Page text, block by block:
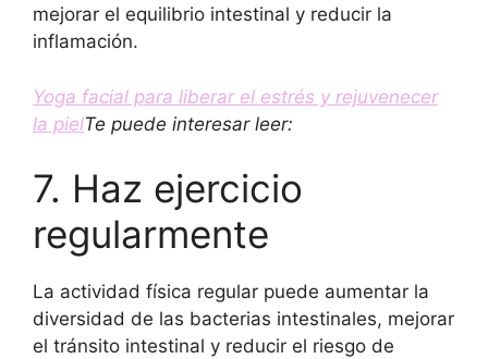
mejorar el equilibrio intestinal y reducir la
inflamación.
Yoga facial para liberar el estrés y rejuvenecer
la pielTe puede interesar leer:
7. Haz ejercicio
regularmente
La actividad física regular puede aumentar la
diversidad de las bacterias intestinales, mejorar
el tránsito intestinal y reducir el riesgo de